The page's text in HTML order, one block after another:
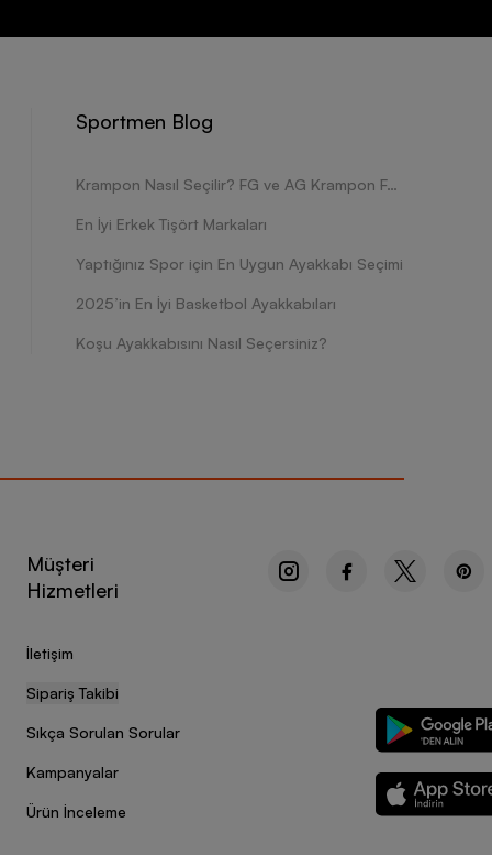
Sportmen Blog
Krampon Nasıl Seçilir? FG ve AG Krampon Farkları Nelerdir?
En İyi Erkek Tişört Markaları
Yaptığınız Spor için En Uygun Ayakkabı Seçimi
2025’in En İyi Basketbol Ayakkabıları
Koşu Ayakkabısını Nasıl Seçersiniz?
Müşteri
Hizmetleri
İletişim
Sipariş Takibi
Sıkça Sorulan Sorular
Kampanyalar
Ürün İnceleme